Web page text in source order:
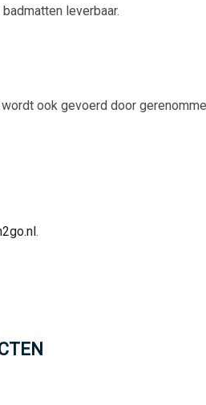
leverbaar.
ook gevoerd door
.